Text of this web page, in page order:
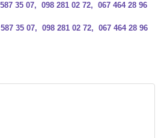
35 07, 098 281 02 72, 067 464 28 96
35 07, 098 281 02 72, 067 464 28 96